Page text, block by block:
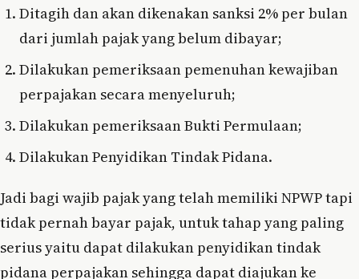
Ditagih dan akan dikenakan sanksi 2% per bulan
dari jumlah pajak yang belum dibayar;
Dilakukan pemeriksaan pemenuhan kewajiban
perpajakan secara menyeluruh;
Dilakukan pemeriksaan Bukti Permulaan;
Dilakukan Penyidikan Tindak Pidana.
Jadi bagi wajib pajak yang telah memiliki NPWP tapi
tidak pernah bayar pajak, untuk tahap yang paling
serius yaitu dapat dilakukan penyidikan tindak
pidana perpajakan sehingga dapat diajukan ke